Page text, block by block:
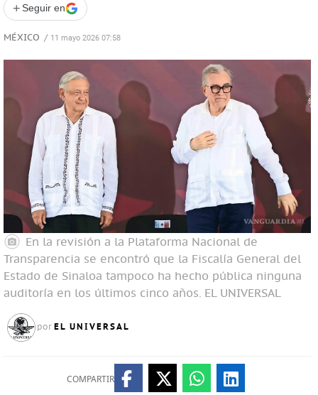
+ Seguir en
MÉXICO / 11 mayo 2026 07:58
En la revisión a la Plataforma Nacional de
Transparencia se encontró que la Fiscalía General del
Estado de Sinaloa tampoco ha hecho pública ninguna
auditoría en los últimos cinco años. EL UNIVERSAL
por EL UNIVERSAL
COMPARTIR